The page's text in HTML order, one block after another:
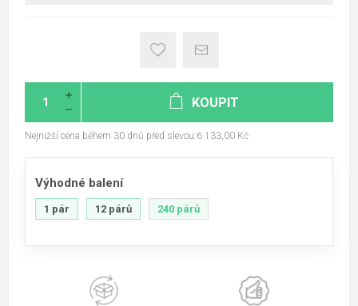
KOUPIT
Nejnižší cena během 30 dnů před slevou:6 133,00 Kč
Výhodné balení
1 pár 12 párů 240 párů